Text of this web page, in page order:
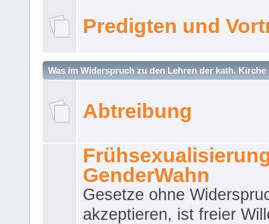
Predigten und
Was im Widerspruch zu den Lehren der kath. Kirche
Abtreibung
GenderWahn
Gesetze ohne
akzeptieren, ist freier